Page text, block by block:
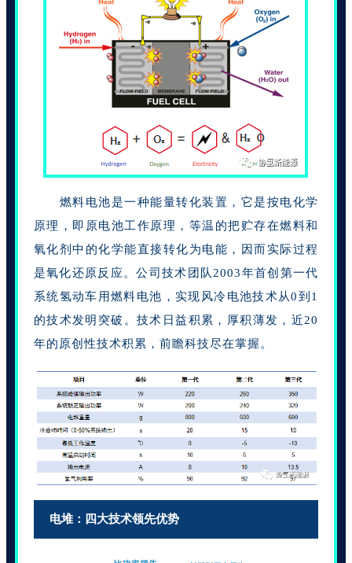
燃料电池是一种能量转化装置，它是按电化学
原理，即原电池工作原理，等温的把贮存在燃料和
氧化剂中的化学能直接转化为电能，因而实际过程
是氧化还原反应。公司技术团队2003年首创第一代
系统氢动车用燃料电池，实现风冷电池技术从0到1
的技术发明突破。技术日益积累，厚积薄发，近20
年的原创性技术积累，前瞻科技尽在掌握。
电堆：四大技术领先优势